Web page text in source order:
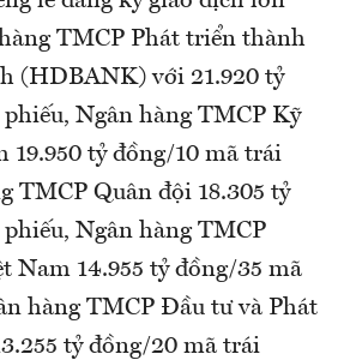
TMCP Phát triển thành
(HDBANK) với 21.920 tỷ
Ngân hàng TMCP Kỹ
19.950 tỷ đồng/10 mã trái
TMCP Quân đội 18.305 tỷ
Ngân hàng TMCP
Nam 14.955 tỷ đồng/35 mã
hàng TMCP Đầu tư và Phát
tỷ đồng/20 mã trái